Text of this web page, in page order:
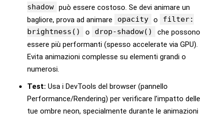
shadow può essere costoso. Se devi animare un
bagliore, prova ad animare
opacity o
filter:
brightness()
o drop-shadow()
che possono
essere più performanti (spesso accelerate via GPU).
Evita animazioni complesse su elementi grandi o
numerosi.
Test: Usa i DevTools del browser (pannello
Performance/Rendering) per verificare l’impatto delle
tue ombre neon, specialmente durante le animazioni